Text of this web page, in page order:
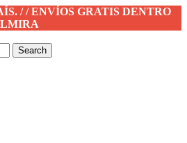
/ / ENVÍOS GRATIS DENTRO
Search